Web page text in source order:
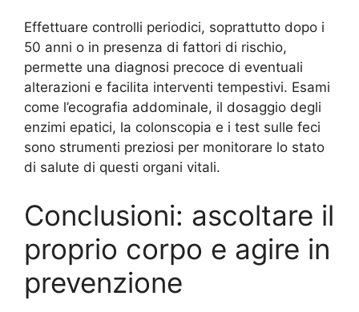
Effettuare controlli periodici, soprattutto dopo i
50 anni o in presenza di fattori di rischio,
permette una diagnosi precoce di eventuali
alterazioni e facilita interventi tempestivi. Esami
come l’ecografia addominale, il dosaggio degli
enzimi epatici, la colonscopia e i test sulle feci
sono strumenti preziosi per monitorare lo stato
di salute di questi organi vitali.
Conclusioni: ascoltare il
proprio corpo e agire in
prevenzione